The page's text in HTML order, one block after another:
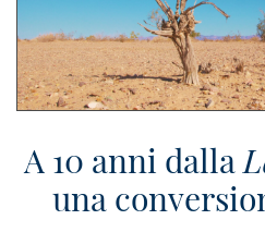
A 10 anni dalla
una